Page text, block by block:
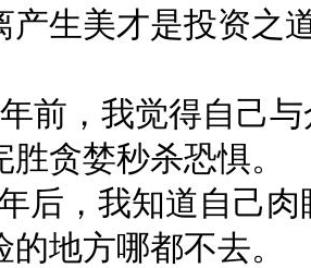
产生美才是投资之
，我觉得自己与
贪婪秒杀恐惧。
我知道自己肉眼
地方哪都不去。